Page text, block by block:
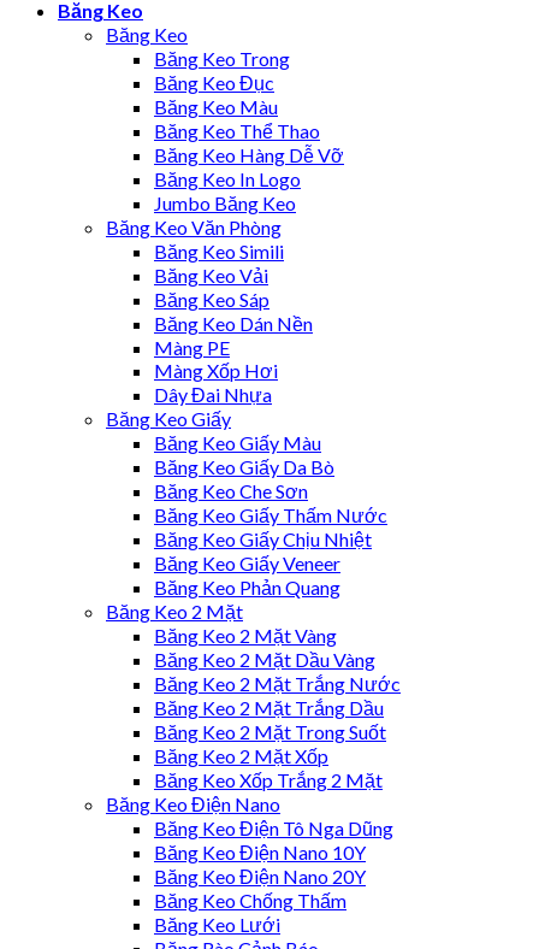
Băng Keo
Băng Keo
Băng Keo Trong
Băng Keo Đục
Băng Keo Màu
Băng Keo Thể Thao
Băng Keo Hàng Dễ Vỡ
Băng Keo In Logo
Jumbo Băng Keo
Băng Keo Văn Phòng
Băng Keo Simili
Băng Keo Vải
Băng Keo Sáp
Băng Keo Dán Nền
Màng PE
Màng Xốp Hơi
Dây Đai Nhựa
Băng Keo Giấy
Băng Keo Giấy Màu
Băng Keo Giấy Da Bò
Băng Keo Che Sơn
Băng Keo Giấy Thấm Nước
Băng Keo Giấy Chịu Nhiệt
Băng Keo Giấy Veneer
Băng Keo Phản Quang
Băng Keo 2 Mặt
Băng Keo 2 Mặt Vàng
Băng Keo 2 Mặt Dầu Vàng
Băng Keo 2 Mặt Trắng Nước
Băng Keo 2 Mặt Trắng Dầu
Băng Keo 2 Mặt Trong Suốt
Băng Keo 2 Mặt Xốp
Băng Keo Xốp Trắng 2 Mặt
Băng Keo Điện Nano
Băng Keo Điện Tô Nga Dũng
Băng Keo Điện Nano 10Y
Băng Keo Điện Nano 20Y
Băng Keo Chống Thấm
Băng Keo Lưới